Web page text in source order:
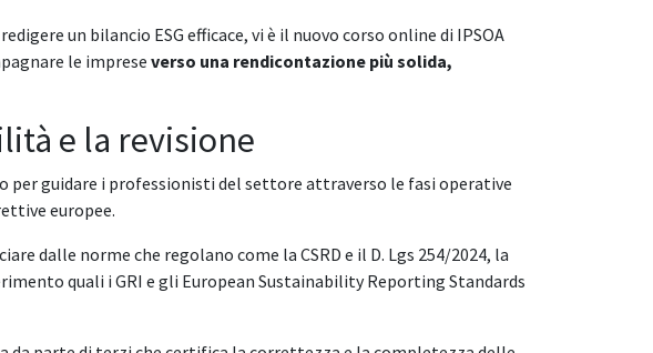
un bilancio ESG efficace, vi è il nuovo corso online di IPSOA
le impreseverso una rendicontazione più solida,
e la revisione
guidare i professionisti del settore attraverso le fasi operative
europee.
dalle norme che regolano come la CSRD e il D. Lgs 254/2024, la
quali i GRI e gli European Sustainability Reporting Standards